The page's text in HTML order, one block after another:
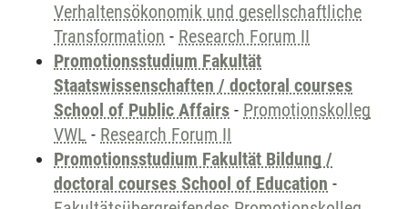
Verhaltensökonomik und gesellschaftliche
Transformation - Research Forum II
Promotionsstudium Fakultät
Staatswissenschaften / doctoral courses
School of Public Affairs - Promotionskolleg
VWL - Research Forum II
Promotionsstudium Fakultät Bildung /
doctoral courses School of Education -